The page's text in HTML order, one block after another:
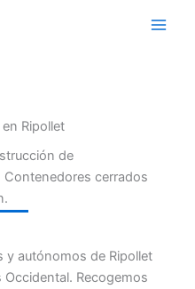
Ripollet
de
cerrados
y autónomos de Ripollet
Recogemos